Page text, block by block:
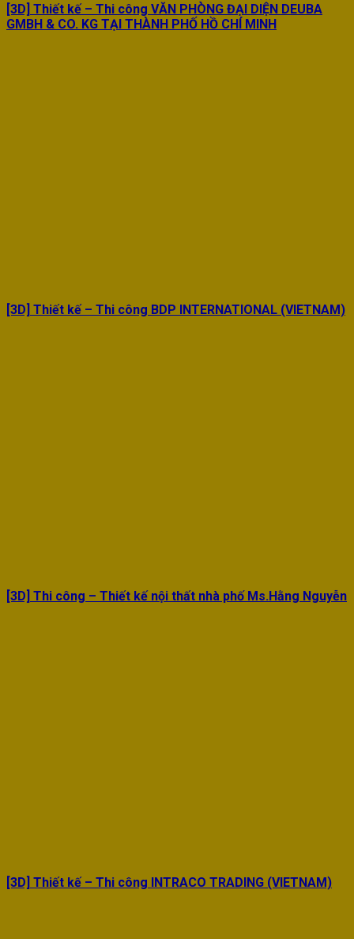
[3D] Thiết kế – Thi công VĂN PHÒNG ĐẠI DIỆN DEUBA
GMBH & CO. KG TẠI THÀNH PHỐ HỒ CHÍ MINH
[3D] Thiết kế – Thi công BDP INTERNATIONAL (VIETNAM)
[3D] Thi công – Thiết kế nội thất nhà phố Ms.Hằng Nguyễn
[3D] Thiết kế – Thi công INTRACO TRADING (VIETNAM)